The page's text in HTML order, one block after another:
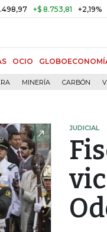
+$ 8.753,81 +2,19%
OCIO
MINERÍA CARBÓN
JUDICIAL